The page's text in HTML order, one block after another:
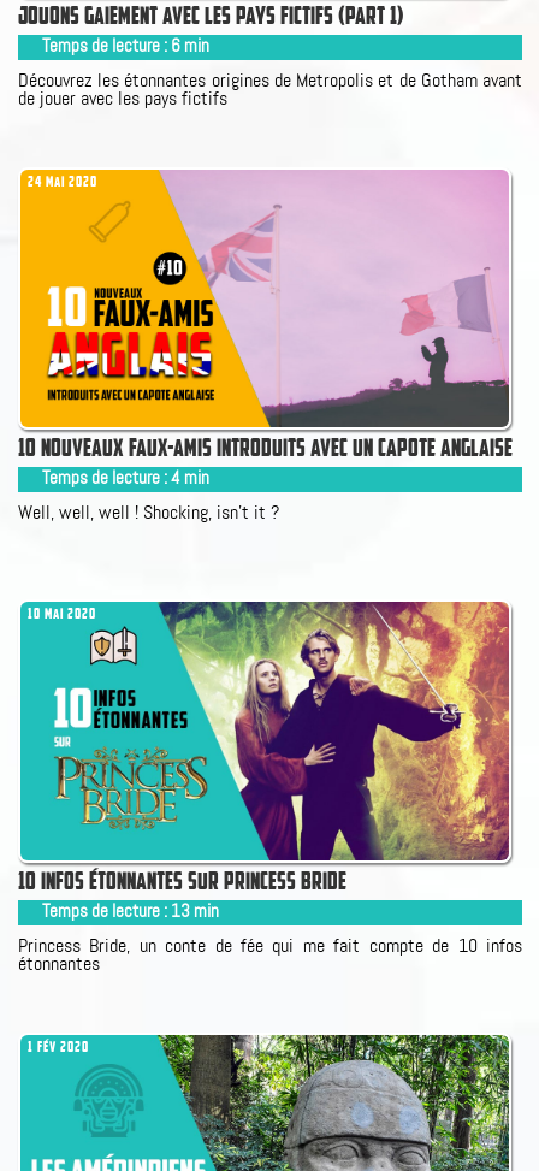
JOUONS GAIEMENT AVEC LES PAYS FICTIFS (PART 1)
Temps de lecture : 6 min
Découvrez les étonnantes origines de Metropolis et de Gotham avant
de jouer avec les pays fictifs
10 NOUVEAUX FAUX-AMIS INTRODUITS AVEC UN CAPOTE ANGLAISE
24 MAI 2020
Temps de lecture :4 min
Well, well, well ! Shocking, isn't it ?
10 INFOS ÉTONNANTES SUR PRINCESS BRIDE
10 MAI 2020
Temps de lecture : 13 min
Princess Bride, un conte de fée qui me fait compte de 10 infos
étonnantes
1 FÉV 2020